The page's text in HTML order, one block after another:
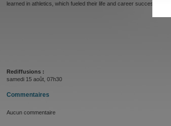
learned in athletics, which fueled their life and career success.
Rediffusions :
samedi 15 août, 07h30
Commentaires
Aucun commentaire